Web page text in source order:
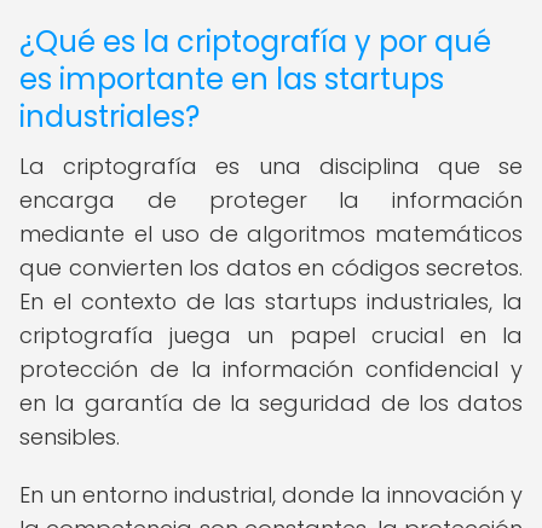
¿Qué es la criptografía y por qué
es importante en las startups
industriales?
La criptografía es una disciplina que se
encarga de proteger la información
mediante el uso de algoritmos matemáticos
que convierten los datos en códigos secretos.
En el contexto de las startups industriales, la
criptografía juega un papel crucial en la
protección de la información confidencial y
en la garantía de la seguridad de los datos
sensibles.
En un entorno industrial, donde la innovación y